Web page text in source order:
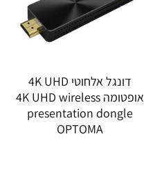
דונגל אלחוטי 4K UHD
אופטומה 4K UHD wireless
presentation dongle
OPTOMA